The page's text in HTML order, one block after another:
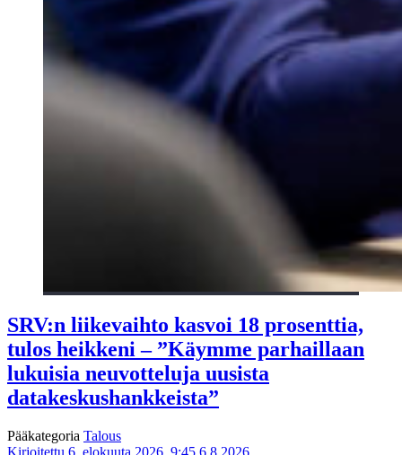
SRV:n liikevaihto kasvoi 18 prosenttia,
tulos heikkeni – ”Käymme parhaillaan
lukuisia neuvotteluja uusista
datakeskushankkeista”
Pääkategoria Talous
Kirjoitettu 6. elokuuta 2026, 9:45 6.8.2026